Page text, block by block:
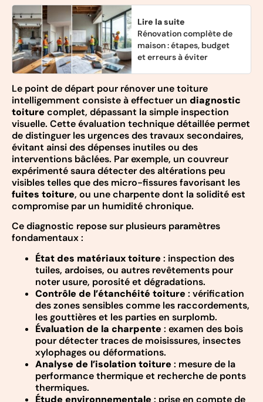
Lire la suite
Rénovation complète de
maison : étapes, budget
et erreurs à éviter
Le point de départ pour rénover une toiture
intelligemment consiste à effectuer un diagnostic
toiture complet, dépassant la simple inspection
visuelle. Cette évaluation technique détaillée permet
de distinguer les urgences des travaux secondaires,
évitant ainsi des dépenses inutiles ou des
interventions bâclées. Par exemple, un couvreur
expérimenté saura détecter des altérations peu
visibles telles que des micro-fissures favorisant les
fuites toiture, ou une charpente dont la solidité est
compromise par un humidité chronique.
Ce diagnostic repose sur plusieurs paramètres
fondamentaux :
État des matériaux toiture : inspection des
tuiles, ardoises, ou autres revêtements pour
noter usure, porosité et dégradations.
Contrôle de l’étanchéité toiture : vérification
des zones sensibles comme les raccordements,
les gouttières et les parties en surplomb.
Évaluation de la charpente : examen des bois
pour détecter traces de moisissures, insectes
xylophages ou déformations.
Analyse de l’isolation toiture : mesure de la
performance thermique et recherche de ponts
thermiques.
Étude environnementale : prise en compte de